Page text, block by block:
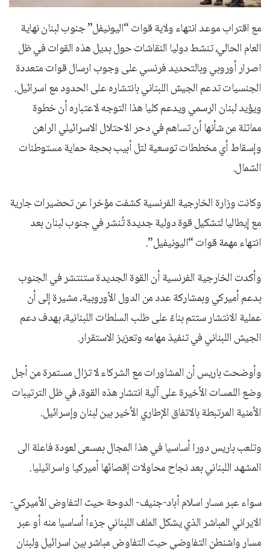
مع اقتراب موعد انتهاء ولاية قوات “اليونيفل” جنوب لبنان نهاية
العام الحالي، تنشط دوليا النقاشات حول بديل هذه القوات في ظل
اصرار أوروبي وبالتحديد فرنسي على وجوب ارسال قوات متعددة
الجنسيات تدعم الجيش اللبناني بانتشاره على الحدود مع اسرائيل.
ويؤيد لبنان الرسمي ويدعم كليا هذا التوجه لاعتباره أن خطوة
مماثلة من شأنها أن تساهم في دحر الاحتلال الاسرائيلي الراهن
وإسقاط أي مخططات توسعية لتل أبيب بحجة حماية مستوطنات
الشمال.
وكانت وزارة الخارجية الفرنسية كشفت مؤخرا عن تحضيرات جارية
مع إيطاليا لتشكيل قوة دولية جديدة تُنشر في جنوب لبنان بعد
انتهاء مهمة قوات “اليونيفيل”.
وأكدت الخارجية الفرنسية أن القوة الجديدة ستنتشر في الجنوب
بدعم أميركي وبمشاركة عدد من الدول الأوروبية، مشيرة إلى أن
عملية الانتشار ستتم بناءً على طلب السلطات اللبنانية، بهدف دعم
الجيش اللبناني في تنفيذ مهامه وتعزيز الاستقرار.
وأوضحت باريس أن المشاورات مع الشركاء لا تزال مستمرة من أجل
وضع اللمسات الأخيرة على آلية انتشار هذه القوة، في ظل الترتيبات
الأمنية المرتبطة بالاتفاق الإطاري الأخير بين لبنان وإسرائيل.
وتلعب باريس دورا أساسيا في هذا المجال بمسعى لعودة فاعلة الى
المشهد اللبناني بعد نجاح محاولات إقصائها أميركيا واسرائيليا.
سواء عبر مسار اسلام أباد-جنيف- الدوحة حيث التفاوض الأميركي-
الايراني المباشر الذي يشكل الملف اللبناني جزءا أساسيا منه أو عبر
مسار واشنطن التفاوضي حيث التفاوض مباشر بين اسرائيل ولبنان